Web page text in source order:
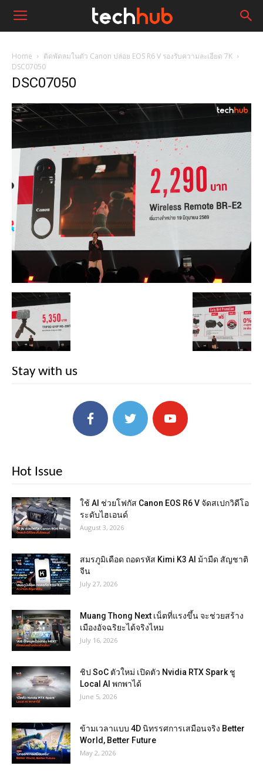
Home
ติดพัดลมในตัว Canon ปล่อย EOS R6 V รองรับความละเอียด 7K
DSC07050
DSC07050
Stay with us
Hot Issue
ใช้ AI ช่วยโฟกัส Canon EOS R6 V จัดสเปกวิดีโอ
ระดับไฮเอนด์
August 3, 2026
สมรภูมิเดือด ถอดรหัส Kimi K3 AI ม้ามืด สัญชาติ
จีน
July 27, 2026
Muang Thong Next เน็ตที่แรงขึ้น จะช่วยสร้าง
เมืองอัจฉริยะได้จริงไหม
July 16, 2026
ชิป SoC ตัวใหม่ เปิดตัว Nvidia RTX Spark ชู
Local AI พกพาได้
June 5, 2026
ข้ามเวลาแบบ 4D นิทรรศการเสมือนจริง Better
World, Better Future
May 2, 2026